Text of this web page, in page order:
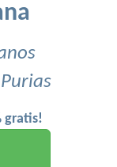
gratis!